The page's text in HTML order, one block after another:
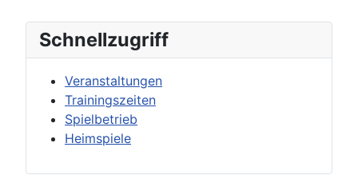
Schnellzugriff
Veranstaltungen
Trainingszeiten
Spielbetrieb
Heimspiele